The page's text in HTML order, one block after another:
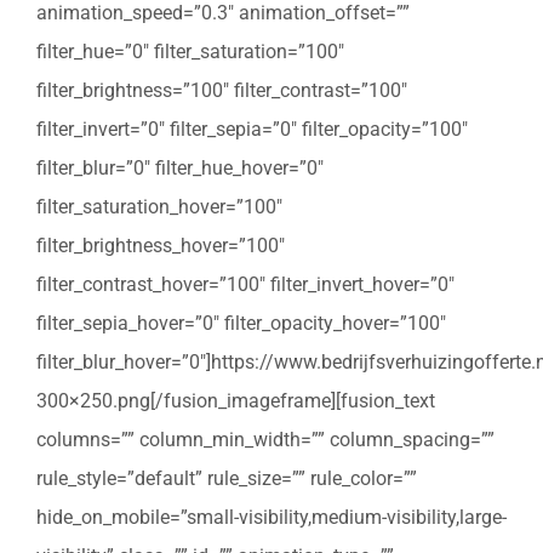
animation_speed=”0.3″ animation_offset=””
filter_hue=”0″ filter_saturation=”100″
filter_brightness=”100″ filter_contrast=”100″
filter_invert=”0″ filter_sepia=”0″ filter_opacity=”100″
filter_blur=”0″ filter_hue_hover=”0″
filter_saturation_hover=”100″
filter_brightness_hover=”100″
filter_contrast_hover=”100″ filter_invert_hover=”0″
filter_sepia_hover=”0″ filter_opacity_hover=”100″
filter_blur_hover=”0″]https://
300×250.png[/fusion_imageframe][fusion_text
columns=”” column_min_width=”” column_spacing=””
rule_style=”default” rule_size=”” rule_color=””
hide_on_mobile=”small-visibility,medium-visibility,large-